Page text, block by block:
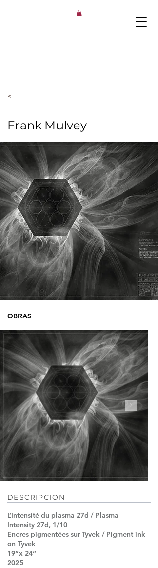
<
Frank Mulvey
OBRAS
DESCRIPCION
L’Intensité du plasma 27d / Plasma
Intensity 27d, 1/10
Encres pigmentées sur Tyvek / Pigment ink
on Tyvek
19“x 24“
2025